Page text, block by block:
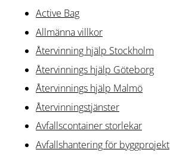
Active Bag
Allmänna villkor
Återvinning hjälp Stockholm
Återvinnings hjälp Göteborg
Återvinnings hjälp Malmö
Återvinningstjänster
Avfallscontainer storlekar
Avfallshantering för byggprojekt